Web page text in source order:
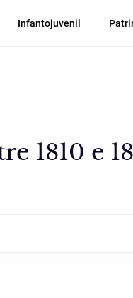
Infantojuvenil
1810 e